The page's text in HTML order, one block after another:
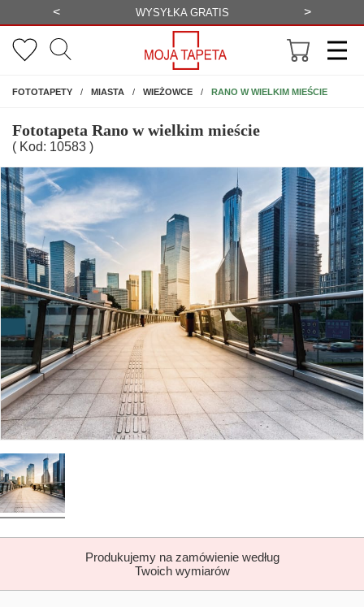
<
WIZUALIZACJA WYSYŁKA GRATIS >
FOTOTAPETYNA ŚCIANĘ
MIASTA WIEŻOWCE RANO W WIELKIM MIEŚCIE
Fototapeta Rano w wielkim mieście
( Kod: 10583 )
Produkujemy na zamówienie według
Twoich wymiarów